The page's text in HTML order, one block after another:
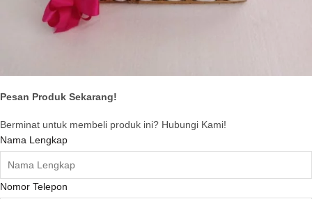
Pesan Produk Sekarang!
Berminat untuk membeli produk ini? Hubungi Kami!
Nama Lengkap
Nomor Telepon